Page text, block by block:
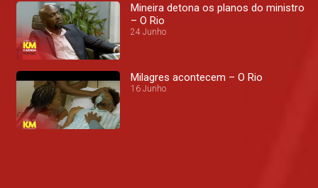
Mineira detona os planos do ministro
– O Rio
24 Junho
Milagres acontecem – O Rio
16 Junho